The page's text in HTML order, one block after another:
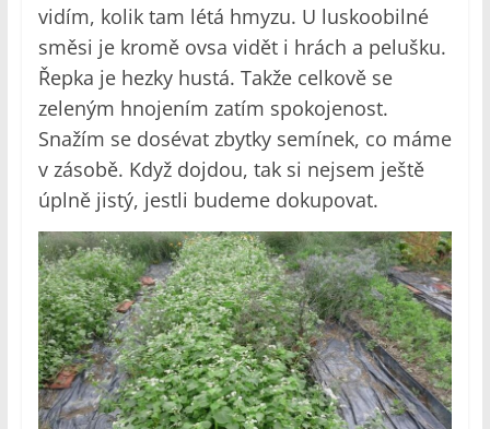
vidím, kolik tam létá hmyzu. U luskoobilné
směsi je kromě ovsa vidět i hrách a pelušku.
Řepka je hezky hustá. Takže celkově se
zeleným hnojením zatím spokojenost.
Snažím se dosévat zbytky semínek, co máme
v zásobě. Když dojdou, tak si nejsem ještě
úplně jistý, jestli budeme dokupovat.